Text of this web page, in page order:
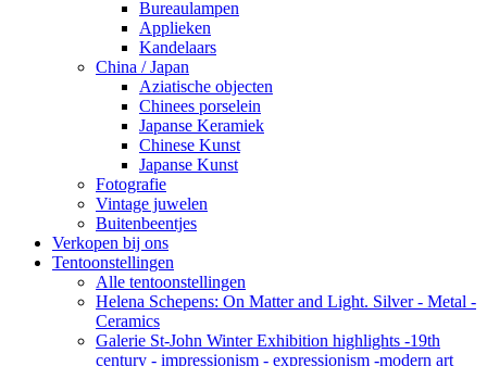
Bureaulampen
Applieken
Kandelaars
China / Japan
Aziatische objecten
Chinees porselein
Japanse Keramiek
Chinese Kunst
Japanse Kunst
Fotografie
Vintage juwelen
Buitenbeentjes
Verkopen bij ons
Tentoonstellingen
Alle tentoonstellingen
Helena Schepens: On Matter and Light. Silver - Metal -
Ceramics
Galerie St-John Winter Exhibition highlights -19th
century - impressionism - expressionism -modern art